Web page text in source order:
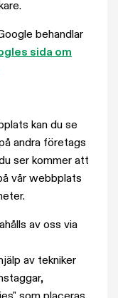
behandlar
sida om
kan du se
andra företags
ser kommer att
vår webbplats
av oss via
av tekniker